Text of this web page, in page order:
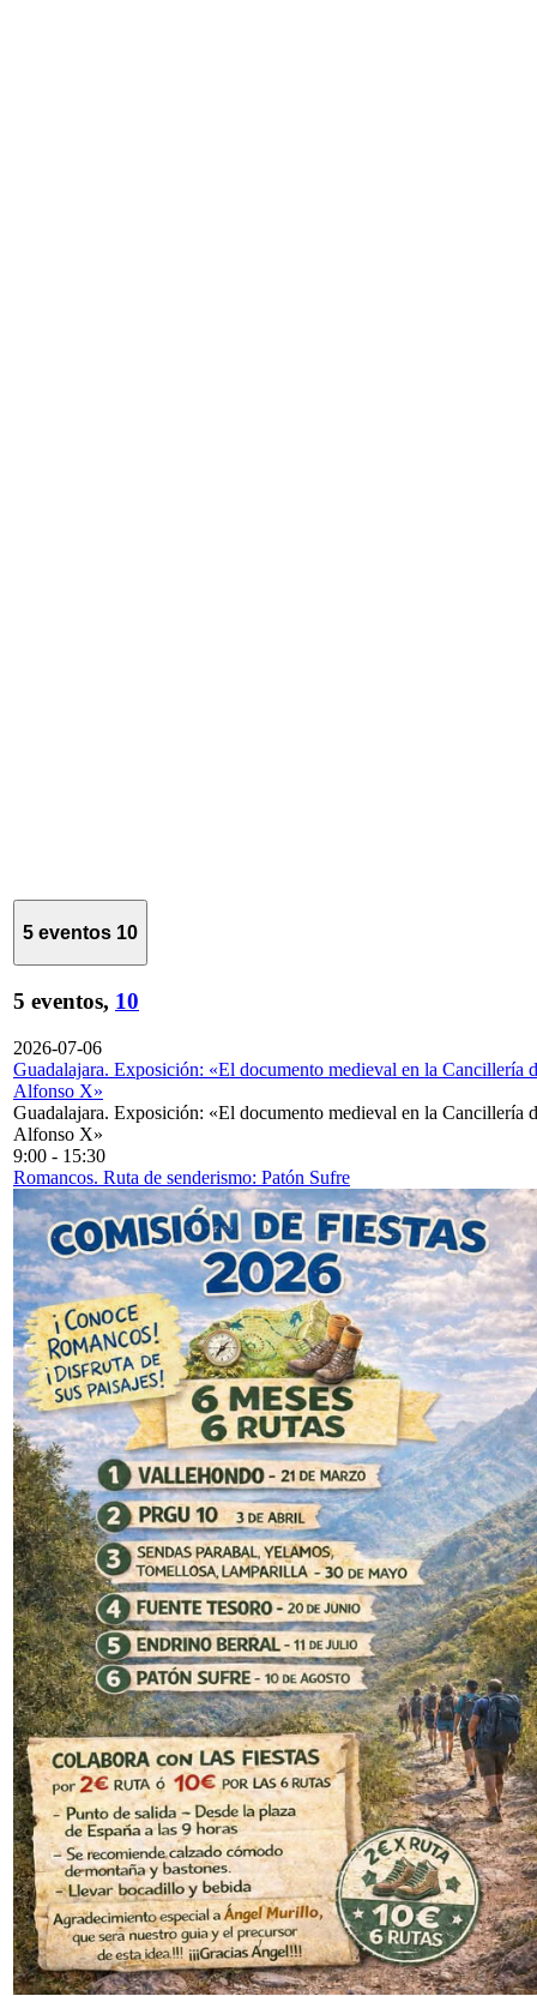
5 eventos 10
5 eventos, 10
2026-07-06
Guadalajara. Exposición: «El documento medieval en la Cancillería
Alfonso X»
Guadalajara. Exposición: «El documento medieval en la Cancillería
Alfonso X»
9:00 - 15:30
Romancos. Ruta de senderismo: Patón Sufre